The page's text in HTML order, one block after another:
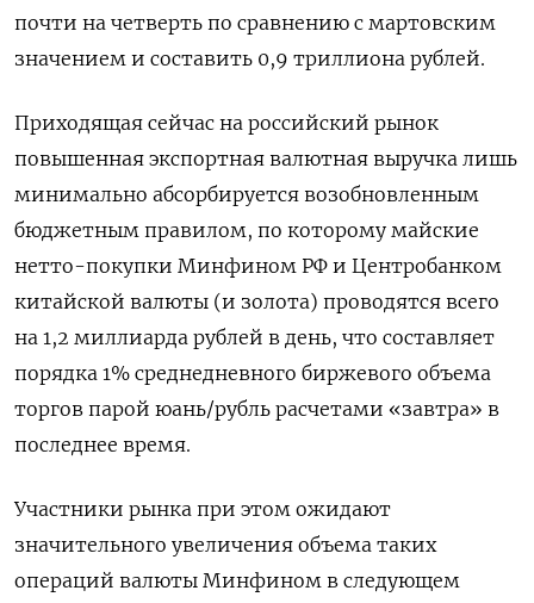
почти на четверть по сравнению с мартовским
значением и составить 0,9 триллиона рублей.
Приходящая сейчас на российский рынок
повышенная экспортная валютная выручка лишь
минимально абсорбируется возобновленным
бюджетным правилом, по которому майские
нетто-покупки Минфином РФ и Центробанком
китайской валюты (и золота) проводятся всего
на 1,2 миллиарда рублей в день, что составляет
порядка 1% среднедневного биржевого ​объема
торгов парой юань/рубль расчетами «завтра» в
последнее ⁠время.
Участники рынка при этом ожидают
значительного увеличения объема таких
операций валюты Минфином в следующем